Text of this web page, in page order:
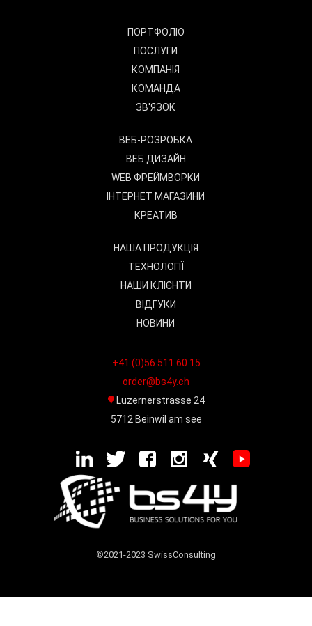
©2021-2023 SwissConsulting
ПОРТФОЛІО
ПОСЛУГИ
КОМПАНІЯ
КОМАНДА
ЗВ'ЯЗОК
ВЕБ-РОЗРОБКА
ВЕБ ДИЗАЙН
WEB ФРЕЙМВОРКИ
ІНТЕРНЕТ МАГАЗИНИ
КРЕАТИВ
НАША ПРОДУКЦІЯ
ТЕХНОЛОГІЇ
НАШИ КЛІЄНТИ
ВІДГУКИ
НОВИНИ
+41 (0)56 511 60 15
order@bs4y.ch
Luzernerstrasse 24
5712 Beinwil am see